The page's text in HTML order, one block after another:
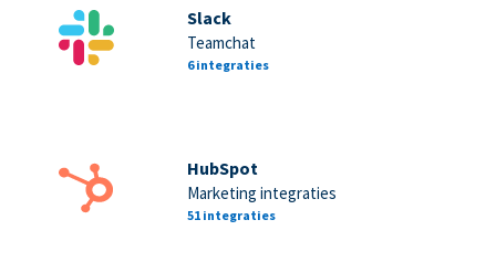
Slack
Teamchat
6 integraties
HubSpot
Marketing integraties
51 integraties